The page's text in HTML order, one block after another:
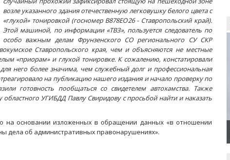
возле указанного здания отечественную легковушку белого цвета с
«глухой» тонировкой (госномер В878ЕО26 - Ставропольский край).
Этой машиной, по информации «ТВЗ», пользуется следователь по
особо важным делам Фрунзенского СО регионального СУ СКР
Ставропольского края, чем и объясняются не местные
«приорам» и глухой тонировке. К сожалению, констатировали
него более значима, чем служебный долг и профессиональная
на публикацию нашего издания и начало проверку по
готовность пообщаться со свидетелем автохамства. Также
УГИБДД Павлу Свиридову с просьбой найти и наказать
на основании изложенных в обращении данных «в отношении
дела об административных правонарушениях».